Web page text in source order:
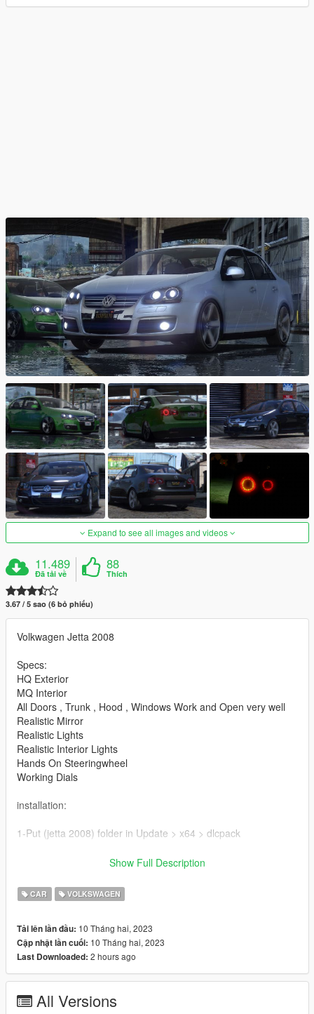
Expand to see all images and videos
11.489
Đã tải về
88
Thích
3.67 / 5 sao (6 bỏ phiếu)
Volkwagen Jetta 2008
Specs:
HQ Exterior
MQ Interior
All Doors , Trunk , Hood , Windows Work and Open very well
Realistic Mirror
Realistic Lights
Realistic Interior Lights
Hands On Steeringwheel
Working Dials
installation:
1-Put (jetta 2008) folder in Update > x64 > dlcpack
Put this
If you have mods folder go to
Mods > Update > update.rpf > commone > data and edit dlclist
Put this
dlcpacks:/jetta2008/
Show Full Description
CAR VOLKSWAGEN
Tải lên lần đầu: 10 Tháng hai, 2023
Cập nhật lần cuối: 10 Tháng hai, 2023
Last Downloaded: 2 hours ago
All Versions